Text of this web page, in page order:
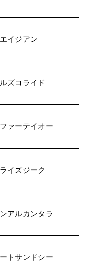
イジアン
ズコライド
ァーテイオー
イズジーク
アルカンタラ
トサンドシー